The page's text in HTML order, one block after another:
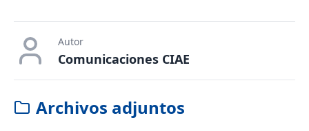
Autor
Comunicaciones CIAE
Archivos adjuntos